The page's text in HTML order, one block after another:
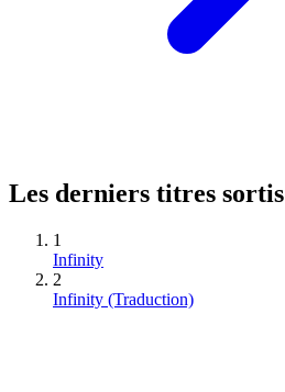
Les derniers titres sortis
1
Infinity
2
Infinity (Traduction)